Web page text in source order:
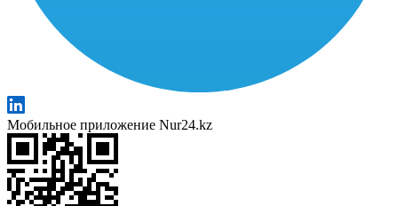
Мобильное приложение Nur24.kz